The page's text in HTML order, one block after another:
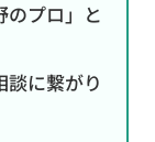
のプロ」と
談に繋がり